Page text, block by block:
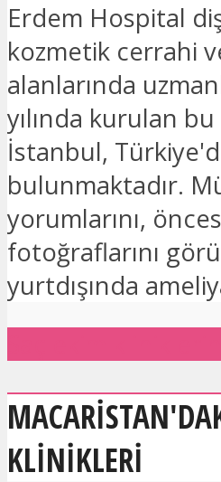
Erdem Hospital diş
kozmetik cerrahi
alanlarında
yılında kurulan
İstanbul,
bulunmaktadır.
yorumlarını,
fotoğraflarını
yurtdışında
KLINIKLERI